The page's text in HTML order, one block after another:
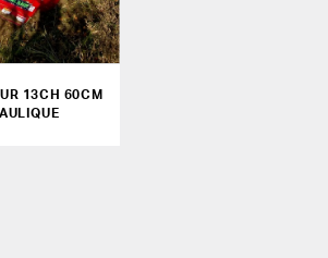
13CH 60CM